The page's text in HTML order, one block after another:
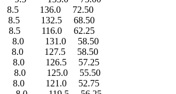
72.50
68.50
62.25
58.50
58.50
57.25
55.50
52.75